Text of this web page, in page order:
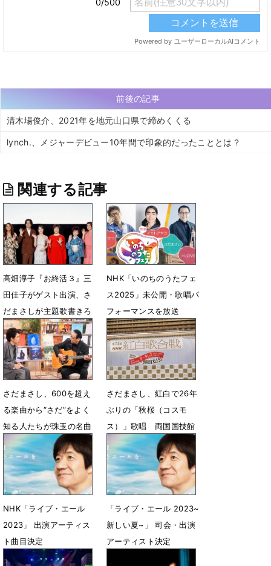
前後の記事
清木場俊介、2021年を地元山口県で締めくくる
lynch.、メジャーデビュー10年間で印象的だったこととは？
関連する記事
高畑淳子『お終活３』三
田佳子がゲスト出演、さ
だまさしが主題歌書きろ
し
4月4日 21時00分
NHK「いのちのうたフェ
ス2025」未公開・歌唱パ
フォーマンスを放送
8月15日 18時20分
さだまさし、600を超え
る楽曲から“さだ”をよく
知る人たちが珠玉の名曲
を紹介
4月25日 17時00分
さだまさし、紅白で26年
ぶりの「秋桜（コスモ
ス）」歌唱 両国国技館
から生中継
12月26日 16時46分
NHK「ライブ・エール
2023」 出演アーティス
ト曲目決定
8月9日 21時16分
「ライブ・エール 2023~
新しい夏~」 司会・出演
アーティスト決定